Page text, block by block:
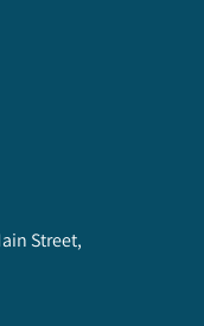
Street,